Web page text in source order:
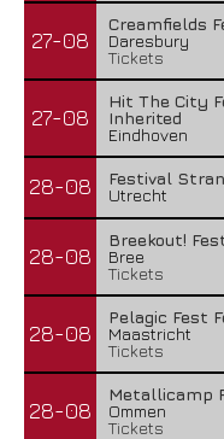
27-08
Creamfields
Daresbury
Tickets
27-08
Hit The City
Inherited
Eindhoven
28-08
Festival
Utrecht
28-08
Breekout!
Bree
Tickets
28-08
Pelagic Fest
Maastricht
Tickets
28-08
Metallicamp
Ommen
Tickets